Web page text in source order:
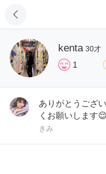
kenta 30才
1
ありがとうござ
くお願いします😌
きみ